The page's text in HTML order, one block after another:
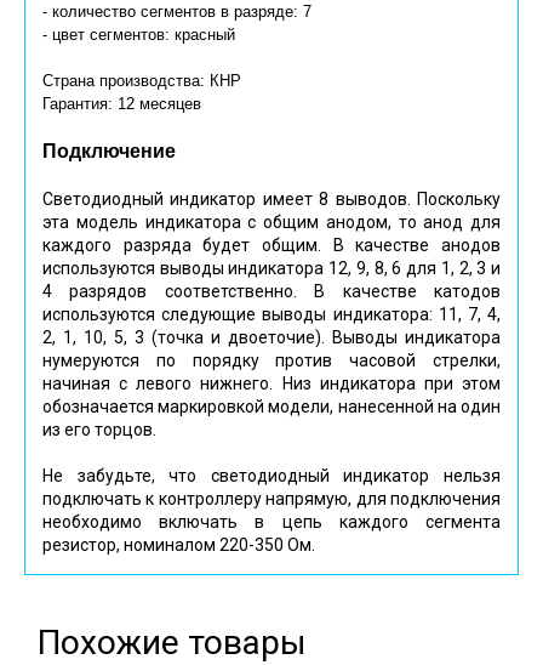
- количество сегментов в разряде: 7
- цвет сегментов: красный
Страна производства: КНР
Гарантия: 12 месяцев
Подключение
Светодиодный индикатор имеет 8 выводов. Поскольку
эта модель индикатора с общим анодом, то анод для
каждого разряда будет общим. В качестве анодов
используются выводы индикатора 12, 9, 8, 6 для 1, 2, 3 и
4 разрядов соответственно. В качестве катодов
используются следующие выводы индикатора: 11, 7, 4,
2, 1, 10, 5, 3 (точка и двоеточие). Выводы индикатора
нумеруются по порядку против часовой стрелки,
начиная с левого нижнего. Низ индикатора при этом
обозначается маркировкой модели, нанесенной на один
из его торцов.
Не забудьте, что светодиодный индикатор нельзя
подключать к контроллеру напрямую, для подключения
необходимо включать в цепь каждого сегмента
резистор, номиналом 220-350 Ом.
Похожие товары